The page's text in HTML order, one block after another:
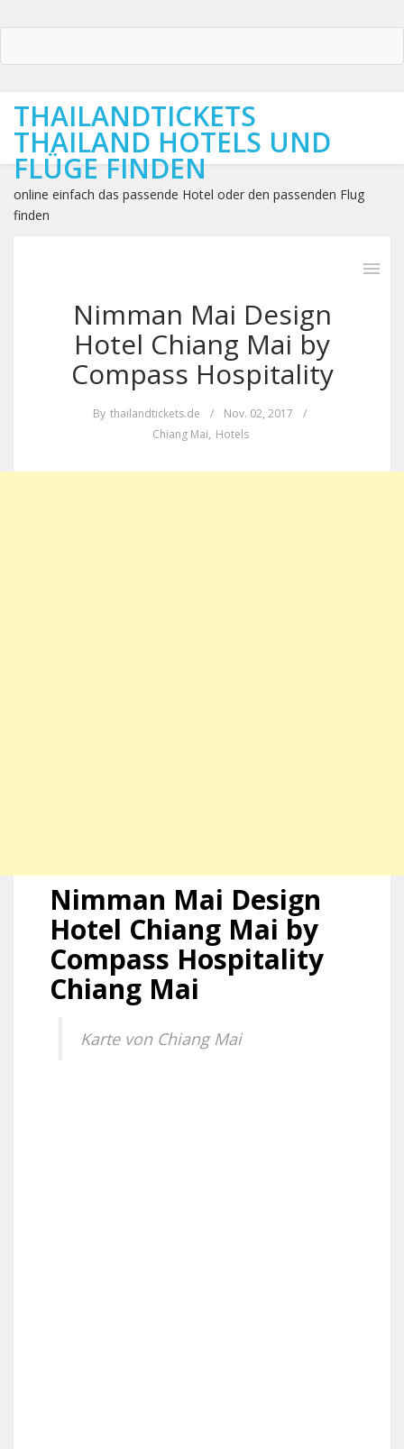
THAILANDTICKETS
THAILAND HOTELS UND
FLÜGE FINDEN
online einfach das passende Hotel oder den passenden Flug
finden
Nimman Mai Design
Hotel Chiang Mai by
Compass Hospitality
By thailandtickets.de / Nov. 02, 2017
/
Chiang Mai, Hotels
Nimman Mai Design
Hotel Chiang Mai by
Compass Hospitality
Chiang Mai
Karte von Chiang Mai